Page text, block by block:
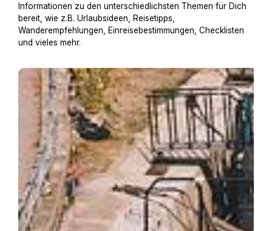
Informationen zu den unterschiedlichsten Themen für Dich
bereit, wie z.B. Urlaubsideen, Reisetipps,
Wanderempfehlungen, Einreisebestimmungen, Checklisten
und vieles mehr.
Hausboot mit Hund